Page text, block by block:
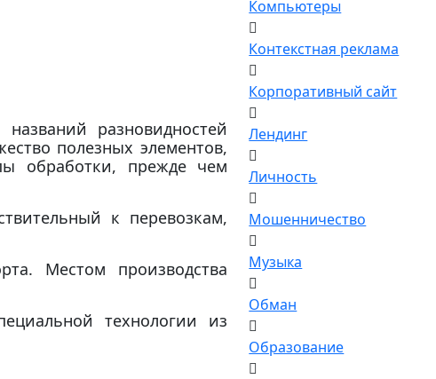
разновидностей
полезных элементов,
обработки, прежде чем
к перевозкам,
Местом производства
технологии из
Компьютеры
Контекстная реклама
Корпоративный сайт
Лендинг
Личность
Мошенничество
Музыка
Обман
Образование